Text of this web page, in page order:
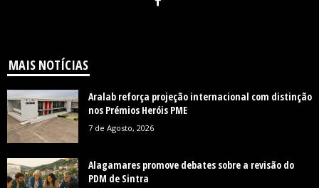
MAIS NOTÍCIAS
Aralab reforça projeção internacional com distinção
nos Prémios Heróis PME
7 de Agosto, 2026
Alagamares promove debates sobre a revisão do
PDM de Sintra